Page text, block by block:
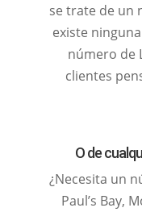
se trate de un
existe
número de
clientes
O de
¿Necesita un
Paul’s Bay,